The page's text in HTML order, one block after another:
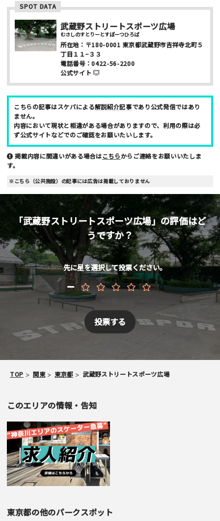
スパム防止のため「スケパ」と入力ください
・ご投稿後、約１～２日以内の掲載となります。
・簡単なご感想の場合はコメント掲示板をご利用下さい。
・一方的な誹謗中傷の内容は掲載いたしかねます。
SPOT DATA
武蔵野ストリートスポーツ広場
むさしのすとりーとすぽーつひろば
所在地： 〒180-0001 東京都武蔵野市吉祥寺北町５
丁目１１−３３
電話番号：0422-56-2200
公式サイト
こちらの記事はスケパによる解説紹介記事であり公式発信ではあり
ません。
内容において現状と相違がある場合がありますので、利用の際は必
ず公式サイトなどでのご確認をお願いたいします。
掲載内容に間違いがある場合はこちらからご連絡をお願いいたしま
す。
※こちら（公共施設）の記事には広告は掲載しておりません
「武蔵野ストリートスポーツ広場」の評価はど
うですか？
先に星を選択して投票ください。
TOP 関東 東京都 武蔵野ストリートスポーツ広場
このエリアの情報・告知
東京都の他のパークスポット